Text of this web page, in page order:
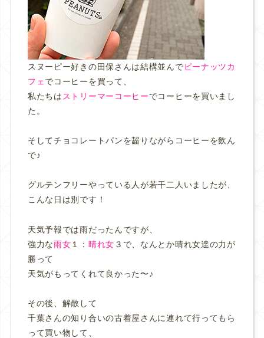
スヌーピー好きの田保さんは結構並んでピーナッツカ
フェ でコーヒーを買って、
私たちは ストリーマーコーヒーでコーヒーを買いまし
た。
そしてチョコレートパンを齧りながらコーヒーを飲ん
で♪
グルテンフリーやっている人が若干二人いましたが、
こんな日は別です！
天気予報では雨だったんですが、
強力な雨女 １： 晴れ女 ３で、なんとか晴れ女達の力が
勝って
天気がもってくれて良かった〜♪
その後、解散して
千葉さんの知り合いの古着屋さんに連れて行ってもら
って買い物して、